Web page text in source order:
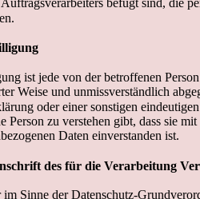
Auftragsverarbeiters befugt sind, die
ligung
ist jede von der betroffenen
Weise und unmissverständlich
oder einer sonstigen
Person zu verstehen gibt, dass sie
Daten einverstanden ist.
des für die Verarbeitung
Sinne der Datenschutz-